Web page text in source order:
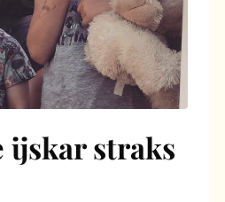
ijskar straks